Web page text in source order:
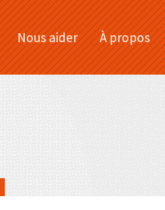
Nous aider À propos